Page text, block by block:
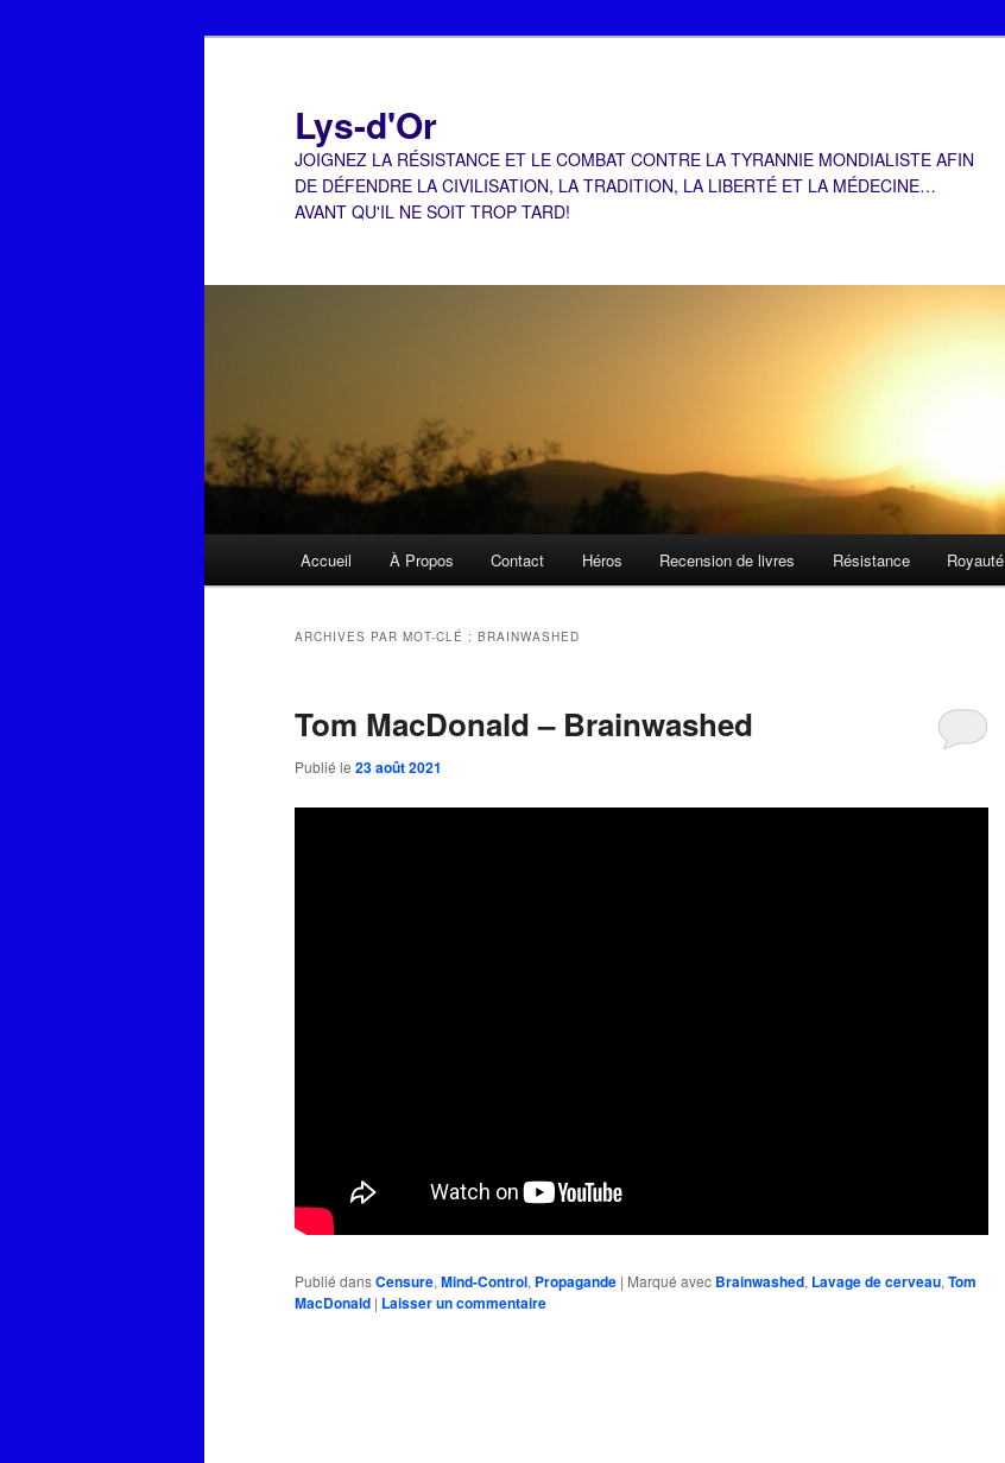
Lys-d'Or
JOIGNEZ LA RÉSISTANCE ET LE COMBAT CONTRE LA TYRANNIE MONDIALISTE AFIN
DE DÉFENDRE LA CIVILISATION, LA TRADITION, LA LIBERTÉ ET LA MÉDECINE…
AVANT QU'IL NE SOIT TROP TARD!
Accueil À Propos Contact Héros Recension de livres Résistance Royauté
ARCHIVES PAR MOT-CLÉ : BRAINWASHED
Tom MacDonald – Brainwashed
Publié le 23 août 2021
Publié dansCensure, Mind-Control, Propagande | Marqué avec Brainwashed, Lavage de cerveau, Tom
MacDonald | Laisser un commentaire